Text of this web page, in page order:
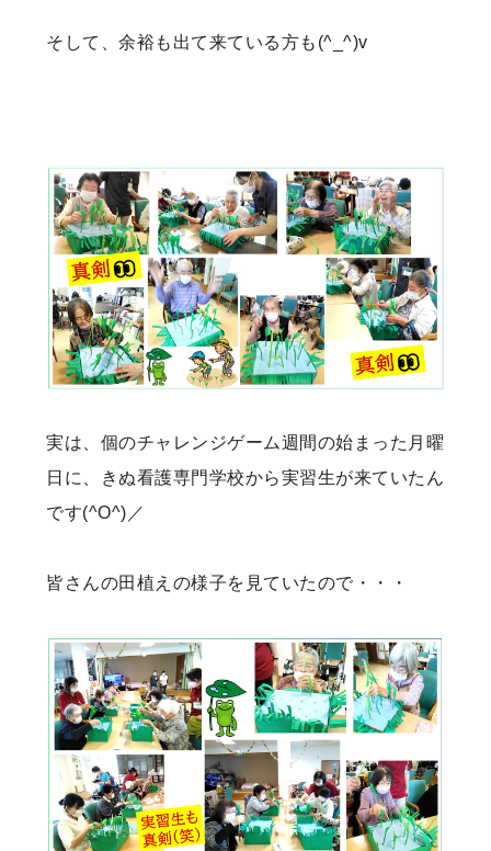
そして、余裕も出て来ている方も(^_^)v
実は、個のチャレンジゲーム週間の始まった月曜
日に、きぬ看護専門学校から実習生が来ていたん
です(^O^)／
皆さんの田植えの様子を見ていたので・・・